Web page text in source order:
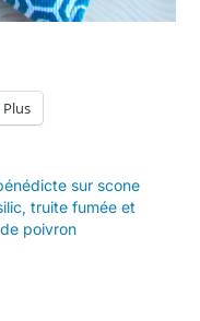
Plus
sur scone
truite fumée et
poivron